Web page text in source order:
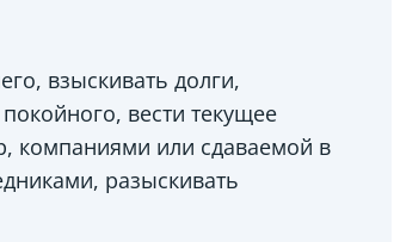
взыскивать долги,
вести текущее
компаниями или сдаваемой в
разыскивать